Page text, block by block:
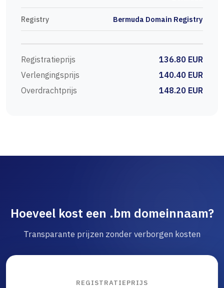
Registry Bermuda Domain Registry
Registratieprijs
136.80 EUR
Verlengingsprijs
140.40 EUR
Overdrachtprijs
148.20 EUR
Hoeveel kost een .bm domeinnaam?
Transparante prijzen zonder verborgen kosten
REGISTRATIEPRIJS